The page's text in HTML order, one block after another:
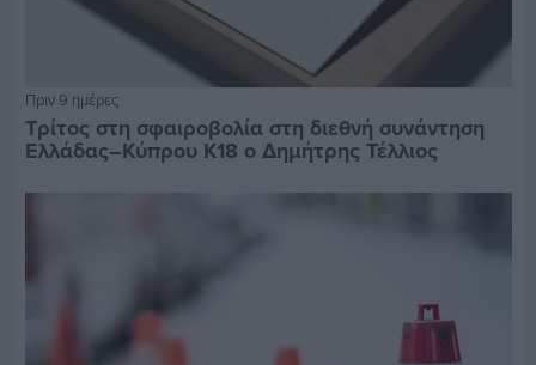
Πριν 9 ημέρες
Τρίτος στη σφαιροβολία στη διεθνή συνάντηση
Ελλάδας–Κύπρου Κ18 ο Δημήτρης Τέλλιος